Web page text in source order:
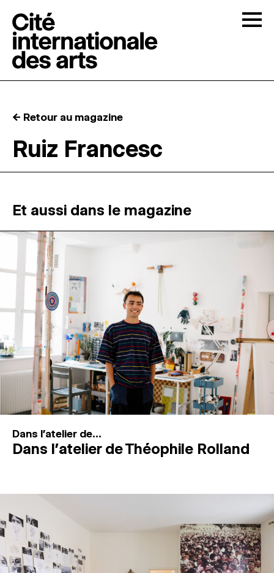
RÉSIDENCES ↓
ATELIERS OUVERTS
PROGRAMMATION
MAGAZINE
ESPACES DE PRATIQUE ARTISTIQUE ↓
Recherche
Connexion
← Retour au magazine
Ruiz Francesc
Et aussi dans le magazine
Dans l'atelier de...
Dans l’atelier de Théophile Rolland